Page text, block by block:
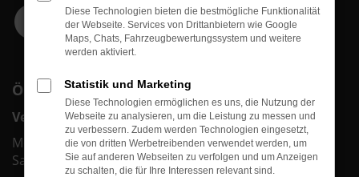
ÖFFNUNGSZEITEN
Verkauf
Mo.-Fr. 09:00 - 18:00 Uhr
Sa. 09:00 - 12:00 Uhr
Diese Technologien bieten die bestmögliche Funktionalität
der Webseite. Services von Drittanbietern wie Google
Maps, Chats, Fahrzeugbewertungssystem und weitere
werden aktiviert.
Statistik und Marketing
Diese Technologien ermöglichen es uns, die Nutzung der
Webseite zu analysieren, um die Leistung zu messen und
zu verbessern. Zudem werden Technologien eingesetzt,
die von dritten Werbetreibenden verwendet werden, um
Sie auf anderen Webseiten zu verfolgen und um Anzeigen
zu schalten, die für Ihre Interessen relevant sind.